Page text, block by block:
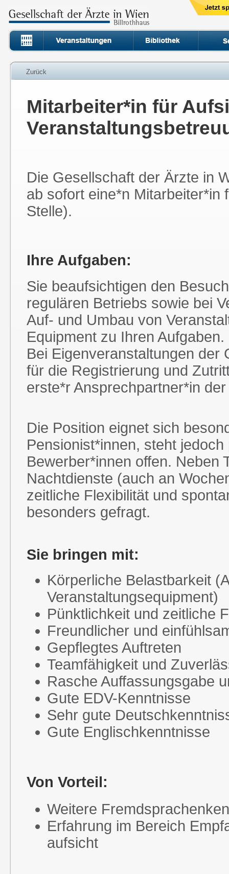
Zurück
Mitarbeiter*in für
Die Gesellschaft der Ärzte in
ab sofort eine*n Mitarbeiter*in
Stelle).
Ihre Aufgaben:
Sie beaufsichtigen den
regulären Betriebs sowie bei
Auf- und Umbau von
Equipment zu Ihren Aufgaben.
Bei Eigenveranstaltungen der
für die Registrierung und
erste*r Ansprechpartner*in
Die Position eignet sich
Pensionist*innen, steht
Bewerber*innen offen. Neben
Nachtdienste (auch an
zeitliche Flexibilität und
besonders gefragt.
Sie bringen mit:
Körperliche Belastbarkeit
Veranstaltungsequipment)
Pünktlichkeit und zeitliche
Freundlicher und
Gepflegtes Auftreten
Teamfähigkeit und
Rasche Auffassungsgabe
Gute EDV-Kenntnisse
Sehr gute
Gute Englischkenntnisse
Von Vorteil:
Weitere
Erfahrung im Bereich
aufsicht